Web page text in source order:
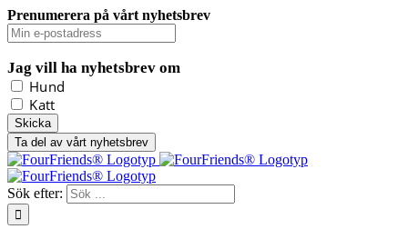
Prenumerera på vårt nyhetsbrev
Jag vill ha nyhetsbrev om
Hund
Katt
Ta del av vårt nyhetsbrev
Sök efter: